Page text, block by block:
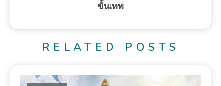
ขั้นเทพ
RELATED POSTS